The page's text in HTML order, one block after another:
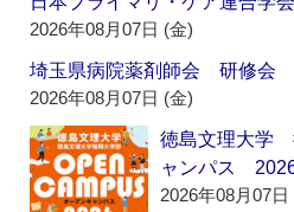
2026年08月07日 (金)
埼玉県病院薬剤師会 研修会
2026年08月07日 (金)
徳島文理大学
ャンパス
2026年08月07日